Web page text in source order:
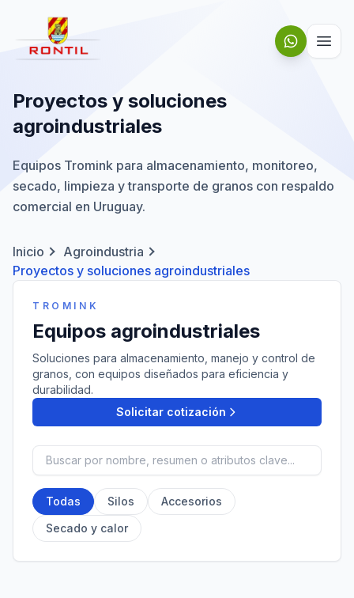
Proyectos y soluciones
agroindustriales
Equipos Tromink para almacenamiento, monitoreo,
secado, limpieza y transporte de granos con respaldo
comercial en Uruguay.
Inicio
Agroindustria
Proyectos y soluciones agroindustriales
TROMINK
Equipos agroindustriales
Soluciones para almacenamiento, manejo y control de
granos, con equipos diseñados para eficiencia y
durabilidad.
Solicitar cotización
Todas Silos
Accesorios
Secado y calor